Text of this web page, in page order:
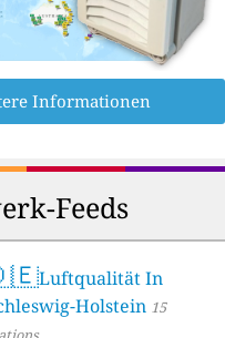
Informationen
Feeds
Luftqualität In
Holstein 15